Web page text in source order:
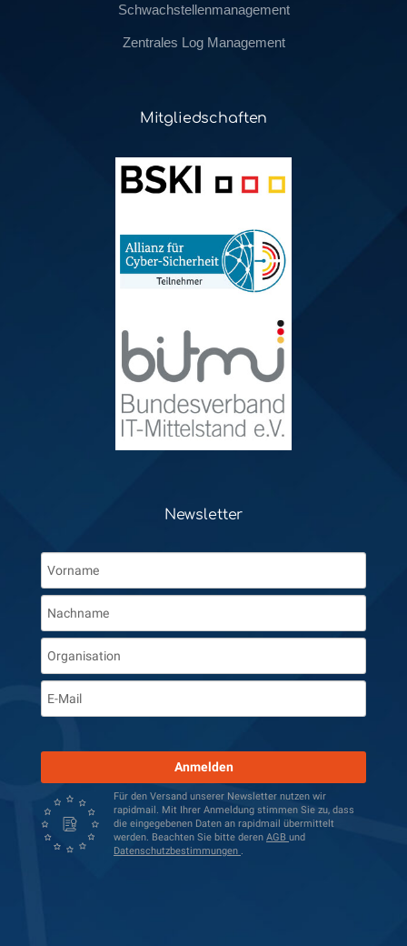
Schwachstellenmanagement
Zentrales Log Management
Mitgliedschaften
Newsletter
Anmelden
Für den Versand unserer Newsletter nutzen wir
rapidmail. Mit Ihrer Anmeldung stimmen Sie zu, dass
die eingegebenen Daten an rapidmail übermittelt
werden. Beachten Sie bitte deren AGB und
Datenschutzbestimmungen .